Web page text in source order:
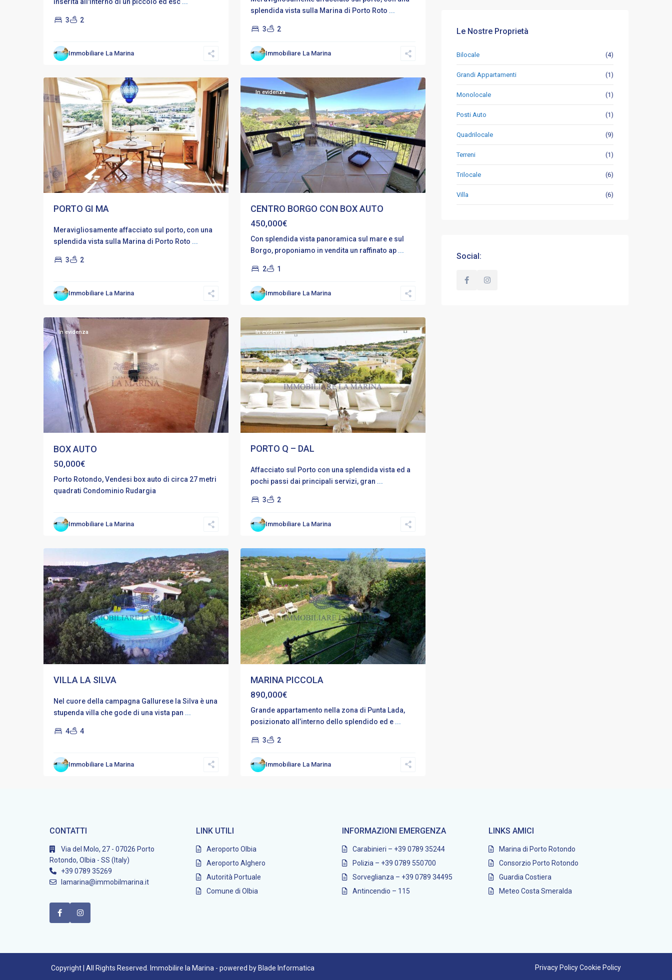
inserita all'interno di un piccolo ed esc ...
3 2
Immobiliare La Marina
splendida vista sulla Marina di Porto Roto ...
3 2
Immobiliare La Marina
Porto
Porto
In evidenza
PORTO GI MA
Meravigliosamente affacciato sul porto, con una
splendida vista sulla Marina di Porto Roto ...
3 2
Immobiliare La Marina
Centro
Porto
In evidenza
CENTRO BORGO CON BOX AUTO
450,000€
Con splendida vista panoramica sul mare e sul
Borgo, proponiamo in vendita un raffinato ap ...
2 1
Immobiliare La Marina
Rudargia
Aldiola
Porto
In evidenza
BOX AUTO
50,000€
Porto Rotondo, Vendesi box auto di circa 27 metri
quadrati Condominio Rudargia
Immobiliare La Marina
Porto
Porto
In evidenza
PORTO Q – DAL
Affacciato sul Porto con una splendida vista ed a
pochi passi dai principali servizi, gran ...
3 2
Immobiliare La Marina
Altre
In evidenza
VILLA LA SILVA
Nel cuore della campagna Gallurese la Silva è una
stupenda villa che gode di una vista pan ...
4 4
Immobiliare La Marina
Punta
Lada
Porto
MARINA PICCOLA
890,000€
Grande appartamento nella zona di Punta Lada,
posizionato all’interno dello splendido ed e ...
3 2
Immobiliare La Marina
Le Nostre Proprietà
Bilocale (4)
Grandi Appartamenti (1)
Monolocale (1)
Posti Auto (1)
Quadrilocale (9)
Terreni (1)
Trilocale (6)
Villa (6)
Social:
CONTATTI
Via del Molo, 27 - 07026 Porto
Rotondo, Olbia - SS (Italy)
+39 0789 35269
lamarina@immobilmarina.it
LINK UTILI
Aeroporto Olbia
Aeroporto Alghero
Autorità Portuale
Comune di Olbia
INFORMAZIONI EMERGENZA
Carabinieri – +39 0789 35244
Polizia – +39 0789 550700
Sorveglianza – +39 0789 34495
Antincendio – 115
LINKS AMICI
Marina di Porto Rotondo
Consorzio Porto Rotondo
Guardia Costiera
Meteo Costa Smeralda
Copyright | All Rights Reserved. Immobilire la Marina - powered by Blade Informatica Privacy PolicyCookie Policy